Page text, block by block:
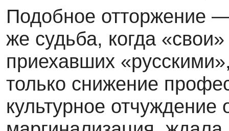
Подобное отторжение
же судьба, когда
приехавших
только снижение
культурное